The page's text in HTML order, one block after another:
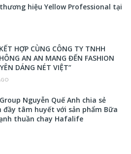
hiệu Yellow Professional tại
HỢP CÙNG CÔNG TY TNHH
AN AN MANG ĐẾN FASHION
DÁNG NÉT VIỆT”
Nguyễn Quế Anh chia sẻ
đầy tâm huyết với sản phẩm Bữa
thuần chay Hafalife